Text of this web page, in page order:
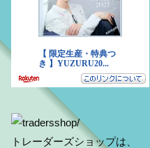
トレーダーズショップは、